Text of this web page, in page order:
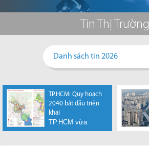
Tin Thị Trường
Danh sách tin 2026
TP.HCM: Quy hoạch
2040 bắt đầu triển
khai
TP.HCM vừa
chính thức ban